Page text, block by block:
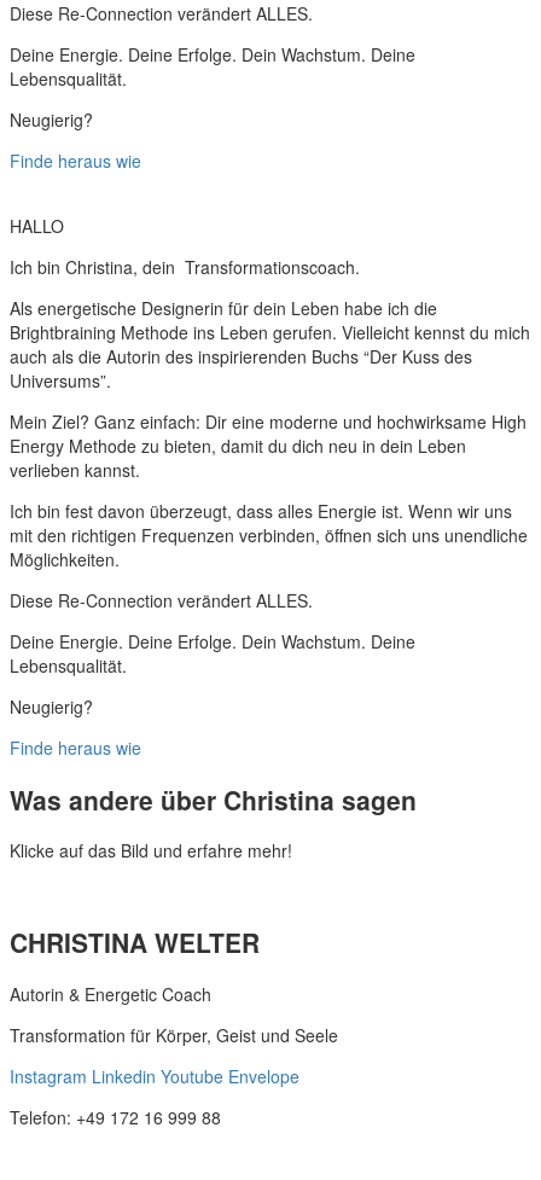
Diese Re-Connection verändert ALLES.
Deine Energie. Deine Erfolge. Dein Wachstum. Deine
Lebensqualität.
Neugierig?
Finde heraus wie
HALLO
Ich bin Christina, dein Transformationscoach.
Als energetische Designerin für dein Leben habe ich die
Brightbraining Methode ins Leben gerufen. Vielleicht kennst du mich
auch als die Autorin des inspirierenden Buchs “Der Kuss des
Universums”.
Mein Ziel? Ganz einfach: Dir eine moderne und hochwirksame High
Energy Methode zu bieten, damit du dich neu in dein Leben
verlieben kannst.
Ich bin fest davon überzeugt, dass alles Energie ist. Wenn wir uns
mit den richtigen Frequenzen verbinden, öffnen sich uns unendliche
Möglichkeiten.
Diese Re-Connection verändert ALLES.
Deine Energie. Deine Erfolge. Dein Wachstum. Deine
Lebensqualität.
Neugierig?
Finde heraus wie
Was andere über Christina sagen
Klicke auf das Bild und erfahre mehr!
CHRISTINA WELTER
Autorin & Energetic Coach
Transformation für Körper, Geist und Seele
Instagram Linkedin Youtube Envelope
Telefon: +49 172 16 999 88